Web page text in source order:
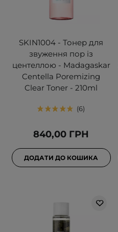
SKIN1004 - Тонер для
звуження пор із
центеллою - Madagaskar
Centella Poremizing
Clear Toner - 210ml
6
840,00 ГРН
ДОДАТИ ДО КОШИКА